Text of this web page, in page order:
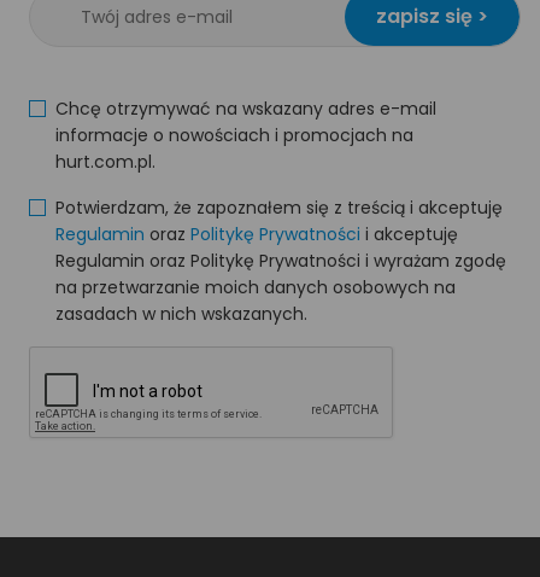
zapisz się >
Chcę otrzymywać na wskazany adres e-mail
informacje o nowościach i promocjach na
hurt.com.pl.
Potwierdzam, że zapoznałem się z treścią i akceptuję
Regulamin oraz Politykę Prywatności i akceptuję
Regulamin oraz Politykę Prywatności i wyrażam zgodę
na przetwarzanie moich danych osobowych na
zasadach w nich wskazanych.